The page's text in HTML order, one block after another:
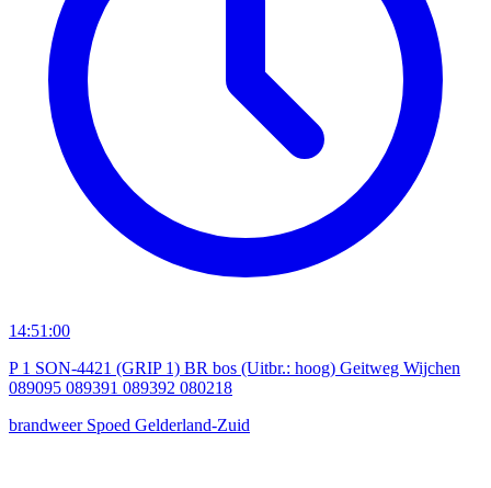
14:51:00
P 1 SON-4421 (GRIP 1) BR bos (Uitbr.: hoog) Geitweg Wijchen
089095 089391 089392 080218
brandweer Spoed Gelderland-Zuid